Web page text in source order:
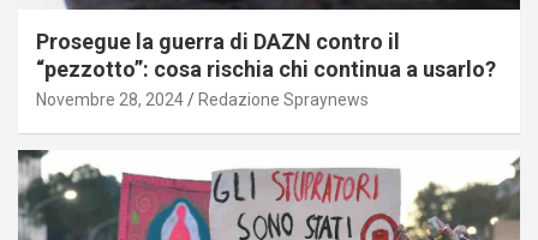
Prosegue la guerra di DAZN contro il
“pezzotto”: cosa rischia chi continua a usarlo?
Novembre 28, 2024 Redazione Spraynews